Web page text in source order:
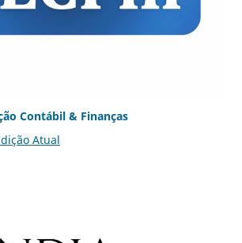
Contábil & Finanças
Atual